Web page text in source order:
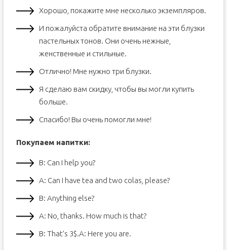
Хорошо, покажите мне несколько экземпляров.
И пожалуйста обратите внимание на эти блузки
пастельных тонов. Они очень нежные,
женственные и стильные.
Отлично! Мне нужно три блузки.
Я сделаю вам скидку, чтобы вы могли купить
больше.
Спасибо! Вы очень помогли мне!
Покупаем напитки:
B: Can I help you?
A: Can I have tea and two colas, please?
B: Anything else?
A: No, thanks. How much is that?
B: That’s 3$.A: Here you are.